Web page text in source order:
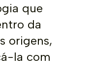
que
da
origens,
la com